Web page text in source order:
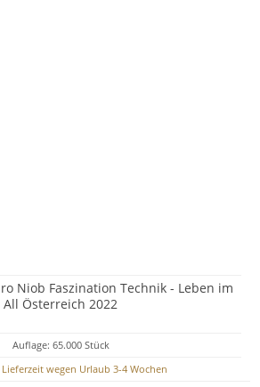
Niob Faszination Technik - Leben im
All Österreich 2022
Auflage: 65.000 Stück
Lieferzeit wegen Urlaub 3-4 Wochen